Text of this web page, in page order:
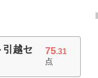
越セ
75.31
点